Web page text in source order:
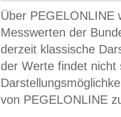
Über PEGELONLINE
Messwerten der
derzeit klassische
der Werte findet
von PEGELONLINE